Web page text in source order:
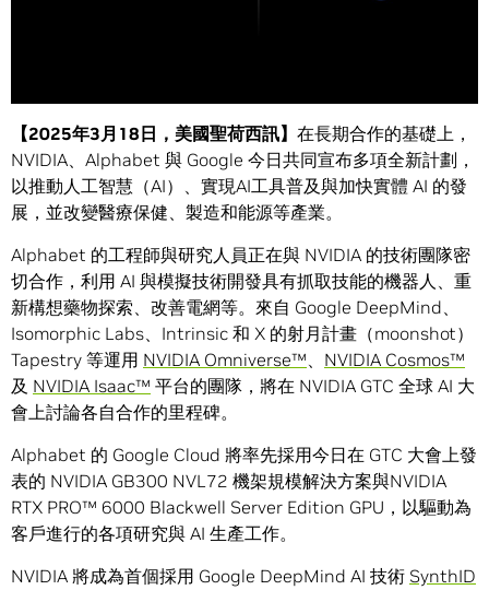
【2025年3月18日，美國聖荷西訊】 在長期合作的基礎上，
NVIDIA、Alphabet 與 Google 今日共同宣布多項全新計劃，
以推動人工智慧（AI）、實現AI工具普及與加快實體 AI 的發
展，並改變醫療保健、製造和能源等產業。
Alphabet 的工程師與研究人員正在與 NVIDIA 的技術團隊密
切合作，利用 AI 與模擬技術開發具有抓取技能的機器人、重
新構想藥物探索、改善電網等。來自 Google DeepMind、
Isomorphic Labs、Intrinsic 和 X 的射月計畫（moonshot）
Tapestry 等運用 NVIDIA Omniverse™、 NVIDIA Cosmos™
及 NVIDIA Isaac™ 平台的團隊，將在 NVIDIA GTC 全球 AI 大
會上討論各自合作的里程碑。
Alphabet 的 Google Cloud 將率先採用今日在 GTC 大會上發
表的 NVIDIA GB300 NVL72 機架規模解決方案與NVIDIA
RTX PRO™ 6000 Blackwell Server Edition GPU，以驅動為
客戶進行的各項研究與 AI 生產工作。
NVIDIA 將成為首個採用 Google DeepMind AI 技術 SynthID